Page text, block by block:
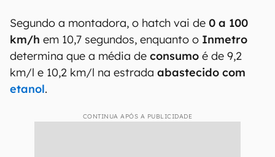
Segundo a montadora, o hatch vai de 0 a 100
km/h em 10,7 segundos, enquanto o Inmetro
determina que a média de consumo é de 9,2
km/l e 10,2 km/l na estrada abastecido com
etanol.
CONTINUA APÓS A PUBLICIDADE